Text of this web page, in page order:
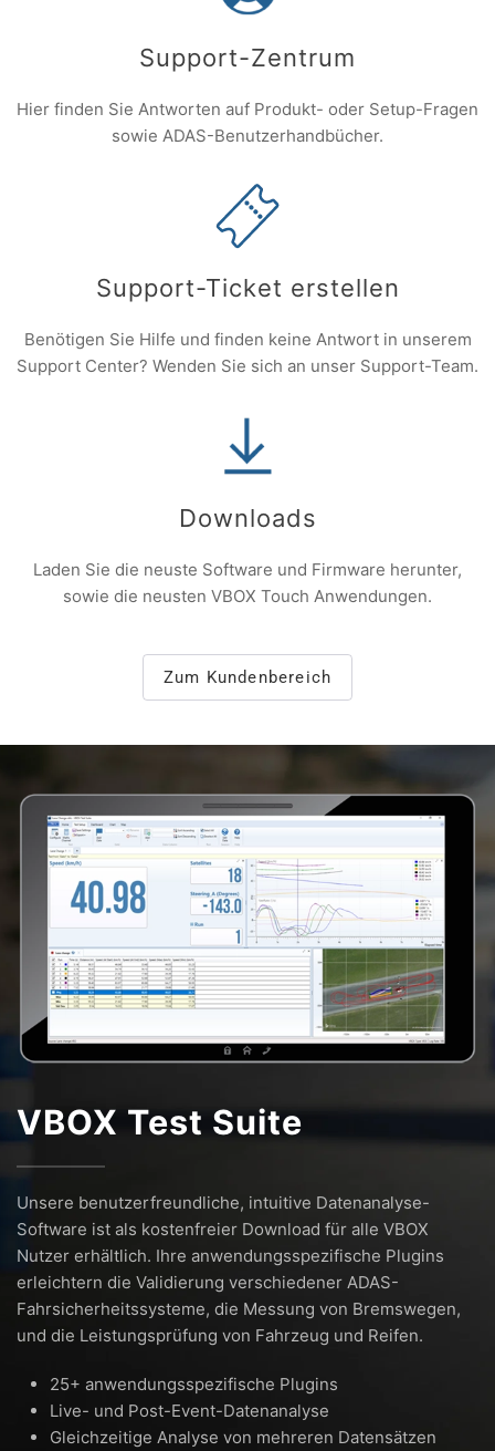
Support-Zentrum
Hier finden Sie Antworten auf Produkt- oder Setup-Fragen
sowie ADAS-Benutzerhandbücher.
Support-Ticket erstellen
Benötigen Sie Hilfe und finden keine Antwort in unserem
Support Center? Wenden Sie sich an unser Support-Team.
Downloads
Laden Sie die neuste Software und Firmware herunter,
sowie die neusten VBOX Touch Anwendungen.
Zum Kundenbereich
VBOX Test Suite
Unsere benutzerfreundliche, intuitive Datenanalyse-
Software ist als kostenfreier Download für alle VBOX
Nutzer erhältlich. Ihre anwendungsspezifische Plugins
erleichtern die Validierung verschiedener ADAS-
Fahrsicherheitssysteme, die Messung von Bremswegen,
und die Leistungsprüfung von Fahrzeug und Reifen.
25+ anwendungsspezifische Plugins
Live- und Post-Event-Datenanalyse
Gleichzeitige Analyse von mehreren Datensätzen